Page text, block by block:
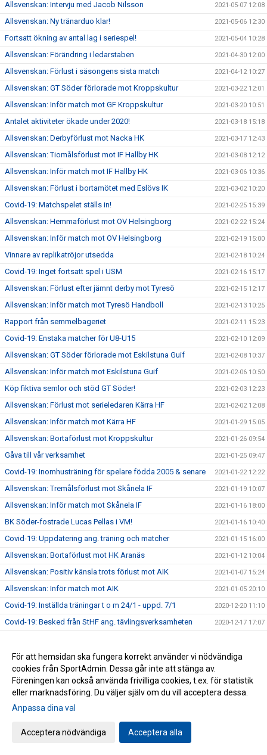
Allsvenskan: Intervju med Jacob Nilsson 2021-05-07 12:08
Allsvenskan: Ny tränarduo klar! 2021-05-06 12:30
Fortsatt ökning av antal lag i seriespel! 2021-05-04 10:28
Allsvenskan: Förändring i ledarstaben 2021-04-30 12:00
Allsvenskan: Förlust i säsongens sista match 2021-04-12 10:27
Allsvenskan: GT Söder förlorade mot Kroppskultur 2021-03-22 12:01
Allsvenskan: Inför match mot GF Kroppskultur 2021-03-20 10:51
Antalet aktiviteter ökade under 2020! 2021-03-18 15:18
Allsvenskan: Derbyförlust mot Nacka HK 2021-03-17 12:43
Allsvenskan: Tiomålsförlust mot IF Hallby HK 2021-03-08 12:12
Allsvenskan: Inför match mot IF Hallby HK 2021-03-06 10:36
Allsvenskan: Förlust i bortamötet med Eslövs IK 2021-03-02 10:20
Covid-19: Matchspelet ställs in! 2021-02-25 15:39
Allsvenskan: Hemmaförlust mot OV Helsingborg 2021-02-22 15:24
Allsvenskan: Inför match mot OV Helsingborg 2021-02-19 15:00
Vinnare av replikatröjor utsedda 2021-02-18 10:24
Covid-19: Inget fortsatt spel i USM 2021-02-16 15:17
Allsvenskan: Förlust efter jämnt derby mot Tyresö 2021-02-15 12:17
Allsvenskan: Inför match mot Tyresö Handboll 2021-02-13 10:25
Rapport från semmelbageriet 2021-02-11 15:23
Covid-19: Enstaka matcher för U8-U15 2021-02-10 12:09
Allsvenskan: GT Söder förlorade mot Eskilstuna Guif 2021-02-08 10:37
Allsvenskan: Inför match mot Eskilstuna Guif 2021-02-06 10:50
Köp fiktiva semlor och stöd GT Söder! 2021-02-03 12:23
Allsvenskan: Förlust mot serieledaren Kärra HF 2021-02-02 12:08
Allsvenskan: Inför match mot Kärra HF 2021-01-29 15:05
Allsvenskan: Bortaförlust mot Kroppskultur 2021-01-26 09:54
Gåva till vår verksamhet 2021-01-25 09:47
Covid-19: Inomhusträning för spelare födda 2005 & senare 2021-01-22 12:22
Allsvenskan: Tremålsförlust mot Skånela IF 2021-01-19 10:07
Allsvenskan: Inför match mot Skånela IF 2021-01-16 18:00
BK Söder-fostrade Lucas Pellas i VM! 2021-01-16 10:40
Covid-19: Uppdatering ang. träning och matcher 2021-01-15 16:00
Allsvenskan: Bortaförlust mot HK Aranäs 2021-01-12 10:04
Allsvenskan: Positiv känsla trots förlust mot AIK 2021-01-07 15:24
Allsvenskan: Inför match mot AIK 2021-01-05 20:10
Covid-19: Inställda träningar t o m 24/1 - uppd. 7/1 2020-12-20 11:10
Covid-19: Besked från StHF ang. tävlingsverksamheten 2020-12-17 17:07
Allsvenskan: Förlust på hemmaplan mot HK Aranäs 2020-12-07 12:14
Allsvenskan: Inför match mot HK Aranäs 2020-12-05 10:45
Sänkt pris på supportermaterial! 2020-12-04 14:21
Covid-19: Skärpta råd från Folkhälsomyndigheten, uppd.
Allsvenskan: Bortaförlust mot Kärra HF
För att hemsidan ska fungera korrekt använder vi nödvändiga
cookies från SportAdmin. Dessa går inte att stänga av.
Föreningen kan också använda frivilliga cookies, t.ex. för statistik
eller marknadsföring. Du väljer själv om du vill acceptera dessa.
Anpassa dina val
Acceptera nödvändiga Acceptera alla